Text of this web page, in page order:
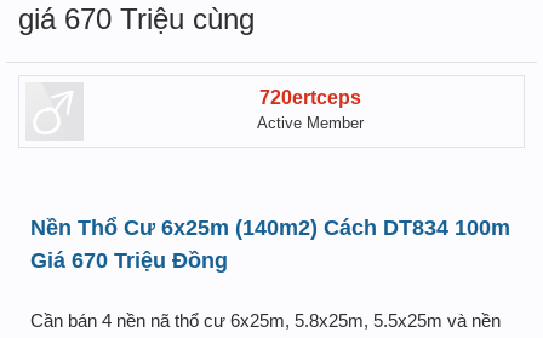
giá 670 Triệu cùng
720ertceps
Active Member
Nền Thổ Cư 6x25m (140m2) Cách DT834 100m
Giá 670 Triệu Đồng
Cần bán 4 nền nã thổ cư 6x25m, 5.8x25m, 5.5x25m và nền